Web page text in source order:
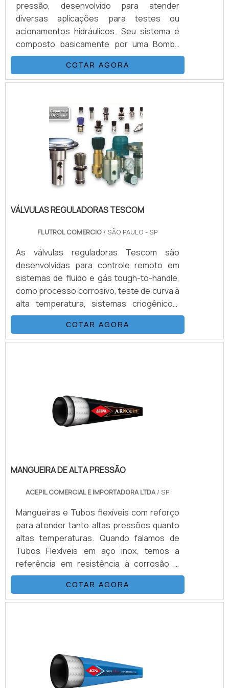
pressão, desenvolvido para atender
diversas aplicações para testes ou
acionamentos hidráulicos. Seu sistema é
composto basicamente por uma Bomba
Hidropneumática Haskel, kit de preparação
de ar, conjunto de filtros, válvulas, skid
tubular carbono ou inox, ou tanque inox.As
comprimido de compressor ou Nitrogênio,
alguns modelos geram altas pressões
hidráulicas reguláveis até 15.000 psi (1.000
bar), nessas configurações. Para.
COTAR AGORA
VÁLVULAS REGULADORAS TESCOM
FLUTROL COMERCIO / SÃO PAULO - SP
As válvulas reguladoras Tescom são
desenvolvidas para controle remoto em
sistemas de fluido e gás tough-to-handle,
como processo corrosivo, teste de curva à
alta temperatura, sistemas criogênicos,
amostragem de geradores de vapor, e
ambientes arriscados. Vale destacar que
os produtos são virtualmente livres de
unidades permitem instalação onde o
espaço e peso trariam dificuldades.INFO.
COTAR AGORA
MANGUEIRA DE ALTA PRESSÃO
ACEPIL COMERCIAL E IMPORTADORA LTDA/ SP
Mangueiras e Tubos flexíveis com reforço
para atender tanto altas pressões quanto
altas temperaturas. Quando falamos de
Tubos Flexíveis em aço inox, temos a
referência em resistência à corrosão e
durabilidade de sistemas. Podem ser
fabricadas em aço inox 304, 321 ou 316
conforme necessidade do projeto. Já as
COTAR AGORA